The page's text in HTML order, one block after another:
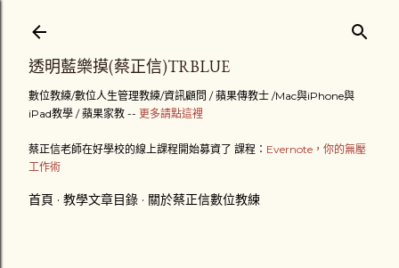
透明藍樂摸(蔡正信)TRBLUE
數位教練/數位人生管理教練/資訊顧問 / 蘋果傳教士 /Mac與iPhone與
iPad教學 / 蘋果家教 -- 更多請點這裡
蔡正信老師在好學校的線上課程開始募資了 課程： Evernote，你的無壓
工作術
首頁 教學文章目錄 關於蔡正信數位教練